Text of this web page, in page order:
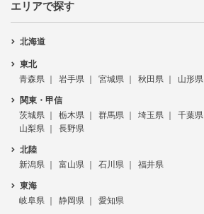
エリアで探す
北海道
東北
青森県
岩手県 宮城県 秋田県 山形県
関東・甲信
茨城県
栃木県 群馬県 埼玉県 千葉県
山梨県
長野県
北陸
新潟県
富山県 石川県 福井県
東海
岐阜県
静岡県 愛知県